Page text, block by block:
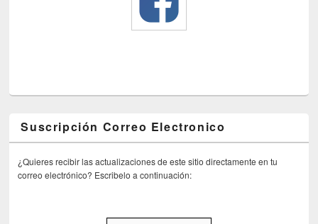
Suscripción Correo Electronico
¿Quieres recibir las actualizaciones de este sitio directamente en tu
correo electrónico? Escribelo a continuación: